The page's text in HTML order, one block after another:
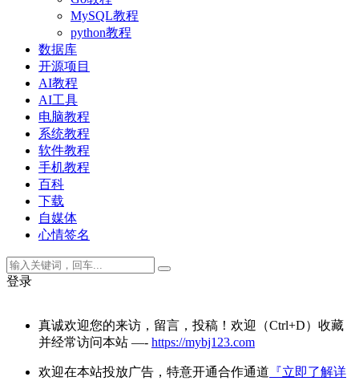
MySQL教程
python教程
数据库
开源项目
AI教程
AI工具
电脑教程
系统教程
软件教程
手机教程
百科
下载
自媒体
心情签名
登录
真诚欢迎您的来访，留言，投稿！欢迎（Ctrl+D）收藏
并经常访问本站 —- https://mybj123.com
欢迎在本站投放广告，特意开通合作通道 『立即了解详